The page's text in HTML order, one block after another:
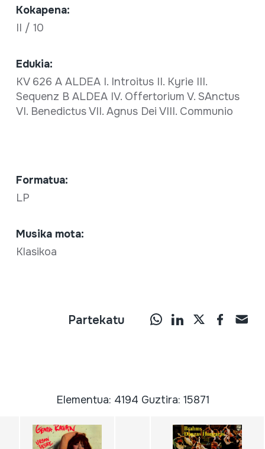
Kokapena:
II / 10
Edukia:
KV 626 A ALDEA I. Introitus II. Kyrie III.
Sequenz B ALDEA IV. Offertorium V. SAnctus
VI. Benedictus VII. Agnus Dei VIII. Communio
Formatua:
LP
Musika mota:
Klasikoa
Partekatu
Elementua: 4194 Guztira: 15871